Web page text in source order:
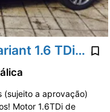
2012' Volkswagen Golf Variant 1.6 TDi Confortline
(sujeito a aprovação)
Motor 1.6TDi de